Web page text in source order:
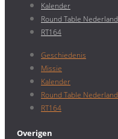
Kalender
Round Table Nederland
RT164
Geschiedenis
Missie
Kalender
Round Table Nederland
RT164
Overigen